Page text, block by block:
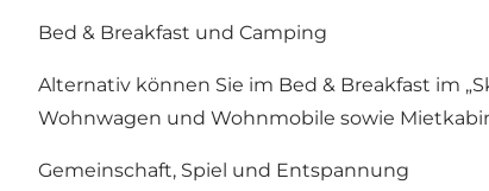
Bed & Breakfast und Camping
Alternativ können Sie im Bed & Breakfast im „
Wohnwagen und Wohnmobile sowie
Gemeinschaft, Spiel und Entspannung